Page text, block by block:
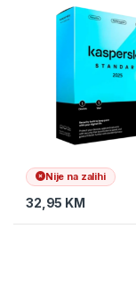
Nije na zalihi
32,95 KM